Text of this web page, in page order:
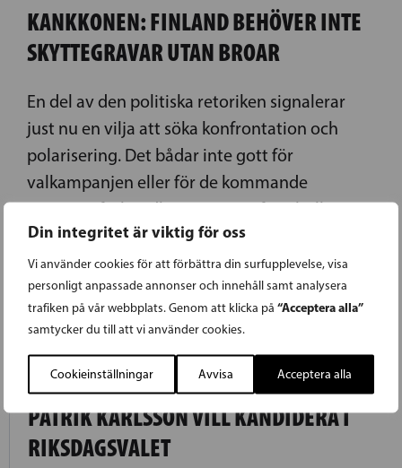
Din integritet är viktig för oss
Vi använder cookies för att förbättra din surfupplevelse, visa
personligt anpassade annonser och innehåll samt analysera
trafiken på vår webbplats. Genom att klicka på “Acceptera alla”
samtycker du till att vi använder cookies.
Cookieinställningar Avvisa Acceptera alla
KANKKONEN: FINLAND BEHÖVER INTE
SKYTTEGRAVAR UTAN BROAR
En del av den politiska retoriken signalerar
just nu en vilja att söka konfrontation och
polarisering. Det bådar inte gott för
valkampanjen eller för de kommande
regeringsförhandlingarna. Det framhöll Stig...
READ MORE »
LÄS FÖREGÅENDE ARTIKEL
19.01.2015
PATRIK KARLSSON VILL KANDIDERA I
RIKSDAGSVALET